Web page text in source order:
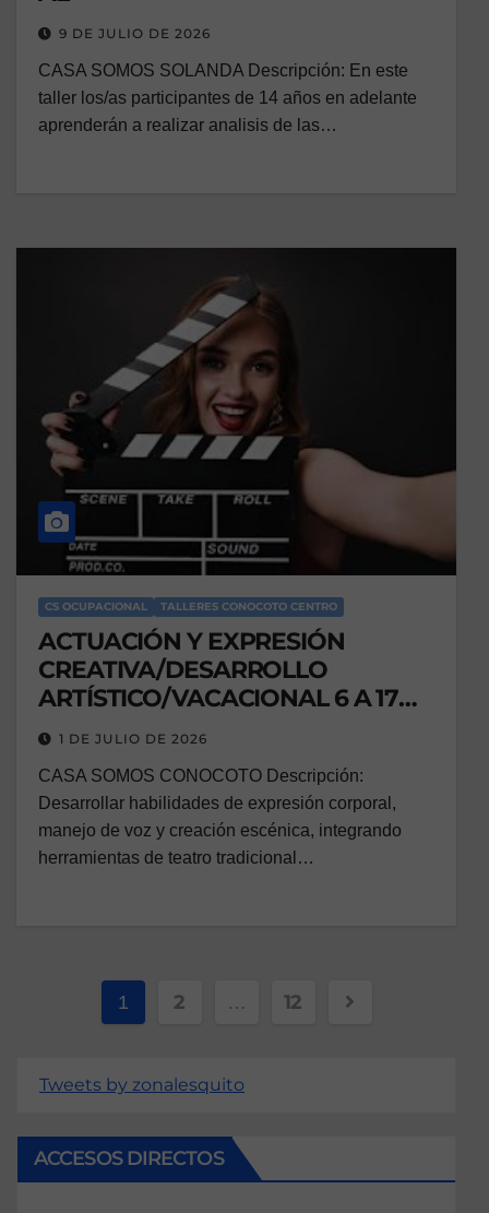
9 DE JULIO DE 2026
CASA SOMOS SOLANDA Descripción: En este
taller los/as participantes de 14 años en adelante
aprenderán a realizar analisis de las…
CS OCUPACIONAL TALLERES CONOCOTO CENTRO
ACTUACIÓN Y EXPRESIÓN
CREATIVA/DESARROLLO
ARTÍSTICO/VACACIONAL 6 A 17
AÑOS
1 DE JULIO DE 2026
CASA SOMOS CONOCOTO Descripción:
Desarrollar habilidades de expresión corporal,
manejo de voz y creación escénica, integrando
herramientas de teatro tradicional…
1 2 … 12
Tweets by zonalesquito
ACCESOS DIRECTOS